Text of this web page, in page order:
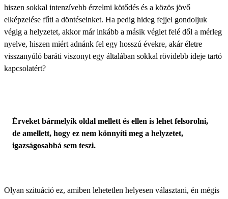
hiszen sokkal intenzívebb érzelmi kötődés és a közös jövő
elképzelése fűti a döntéseinket. Ha pedig hideg fejjel gondoljuk
végig a helyzetet, akkor már inkább a másik véglet felé dől a mérleg
nyelve, hiszen miért adnánk fel egy hosszú évekre, akár életre
visszanyúló baráti viszonyt egy általában sokkal rövidebb ideje tartó
kapcsolatért?
Érveket bármelyik oldal mellett és ellen is lehet felsorolni,
de amellett, hogy ez nem könnyíti meg a helyzetet,
igazságosabbá sem teszi.
Olyan szituáció ez, amiben lehetetlen helyesen választani, én mégis